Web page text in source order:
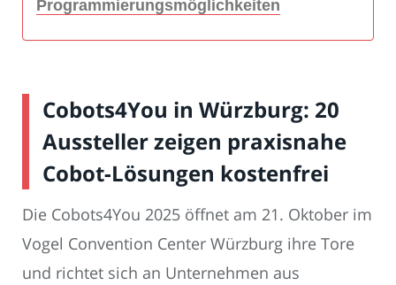
Programmierungsmöglichkeiten
Cobots4You in Würzburg: 20
Aussteller zeigen praxisnahe
Cobot-Lösungen kostenfrei
Die Cobots4You 2025 öffnet am 21. Oktober im
Vogel Convention Center Würzburg ihre Tore
und richtet sich an Unternehmen aus